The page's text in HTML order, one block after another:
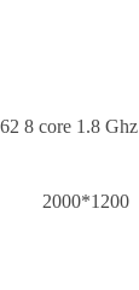
8 core 1.8 Ghz
2000*1200